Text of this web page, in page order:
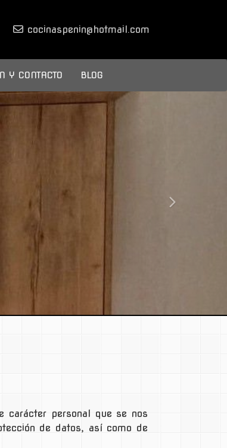
cocinaspenin hotmail.com
Y CONTACTO BLOG
carácter personal que se nos
de datos, así como de